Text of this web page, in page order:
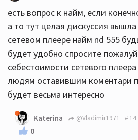
есть вопрос к найм, если
а то тут целая дискуссия
сетевом плеере найм nd 555
будет удобно спросите
себестоимости сетевого
людям оставившим коментари
будет весьма интересно
Katerina @Vladimir1971
0